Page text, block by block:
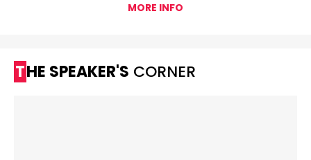
MORE INFO
THE SPEAKER'S CORNER